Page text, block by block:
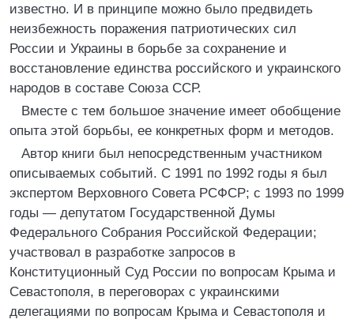
известно. И в принципе можно было предвидеть
неизбежность поражения патриотических сил
России и Украины в борьбе за сохранение и
восстановление единства российского и украинского
народов в составе Союза ССР.
Вместе с тем большое значение имеет обобщение
опыта этой борьбы, ее конкретных форм и методов.
Автор книги был непосредственным участником
описываемых событий. С 1991 по 1992 годы я был
экспертом Верховного Совета РСФСР; с 1993 по 1999
годы — депутатом Государственной Думы
Федерального Собрания Российской Федерации;
участвовал в разработке запросов в
Конституционный Суд России по вопросам Крыма и
Севастополя, в переговорах с украинскими
делегациями по вопросам Крыма и Севастополя и